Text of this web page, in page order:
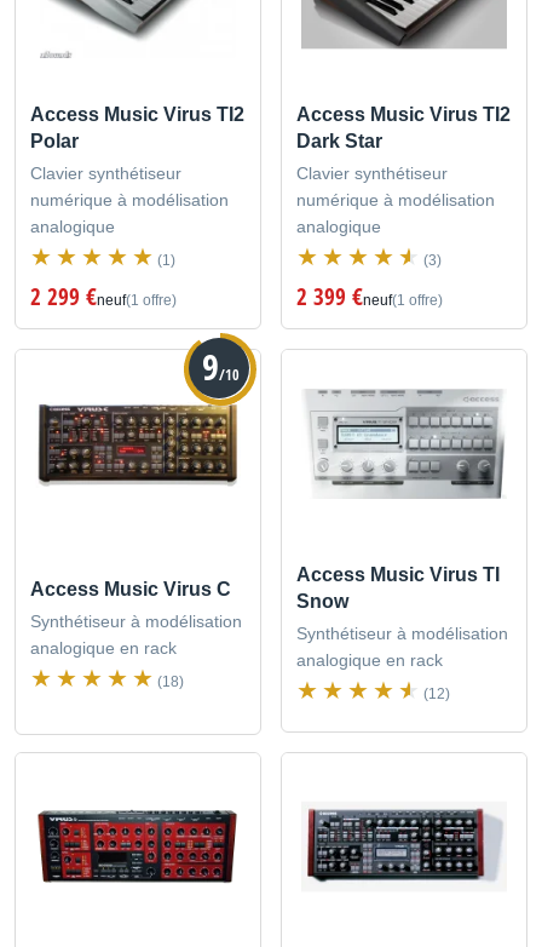
Access Music Virus TI2
Polar
Clavier synthétiseur
numérique à modélisation
analogique
(1)
2 299 €neuf(1 offre)
Access Music Virus TI2
Dark Star
Clavier synthétiseur
numérique à modélisation
analogique
(3)
2 399 €neuf(1 offre)
9/10
Access Music Virus C
Synthétiseur à modélisation
analogique en rack
(18)
Access Music Virus TI
Snow
Synthétiseur à modélisation
analogique en rack
(12)